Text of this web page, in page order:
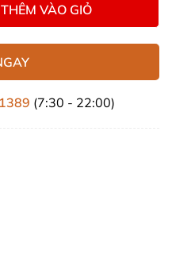
THÊM VÀO GIỎ
(7:30 - 22:00)